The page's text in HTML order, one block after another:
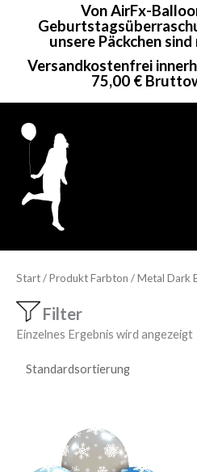
Von AirFx-
unsere Päckchen
Versandkostenfrei
75,00 €
Start/ Produkt Farbton / Metal Dark
Filter
Einzelnes Ergebnis wird angezeigt